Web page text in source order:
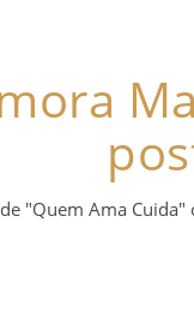
"Quem Ama